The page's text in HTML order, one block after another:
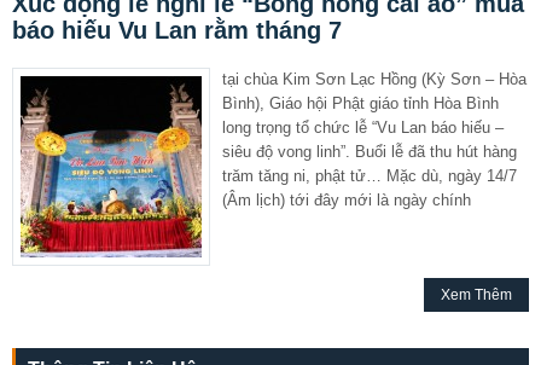
báo hiếu Vu Lan rằm tháng 7
tại chùa Kim Sơn Lạc Hồng (Kỳ Sơn – Hòa
Bình), Giáo hội Phật giáo tỉnh Hòa Bình
long trọng tổ chức lễ “Vu Lan báo hiếu –
siêu độ vong linh”. Buổi lễ đã thu hút hàng
trăm tăng ni, phật tử… Mặc dù, ngày 14/7
(Âm lịch) tới đây mới là ngày chính
Xem Thêm